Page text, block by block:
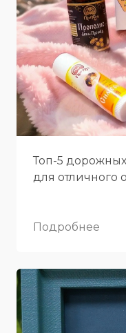
Топ-5
для отличного
Подробнее